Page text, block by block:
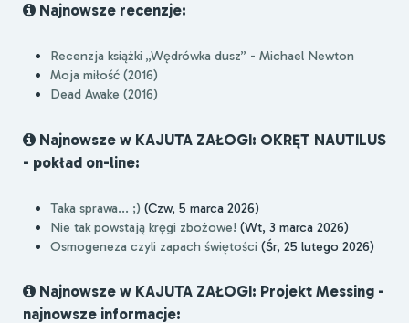
Najnowsze recenzje:
Recenzja książki „Wędrówka dusz” - Michael Newton
Moja miłość (2016)
Dead Awake (2016)
Najnowsze w KAJUTA ZAŁOGI: OKRĘT NAUTILUS
- pokład on-line:
Taka sprawa... ;) (Czw, 5 marca 2026)
Nie tak powstają kręgi zbożowe! (Wt, 3 marca 2026)
Osmogeneza czyli zapach świętości (Śr, 25 lutego 2026)
Najnowsze w KAJUTA ZAŁOGI: Projekt Messing -
najnowsze informacje: